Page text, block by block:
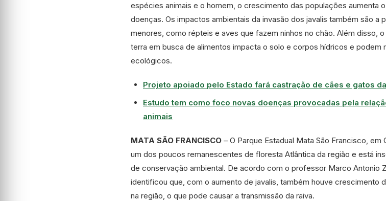
espécies animais e o homem, o crescimento das populações aumenta
doenças. Os impactos ambientais da invasão dos javalis também são a
menores, como répteis e aves que fazem ninhos no chão. Além disso,
terra em busca de alimentos impacta o solo e corpos hídricos e podem
ecológicos.
Projeto apoiado pelo Estado fará castração de cães e gatos
Estudo tem como foco novas doenças provocadas pela
animais
MATA SÃO FRANCISCO – O Parque Estadual Mata São Francisco,
um dos poucos remanescentes de floresta Atlântica da região e está
de conservação ambiental. De acordo com o professor Marco Antonio
identificou que, com o aumento de javalis, também houve crescimento
na região, o que pode causar a transmissão da raiva.